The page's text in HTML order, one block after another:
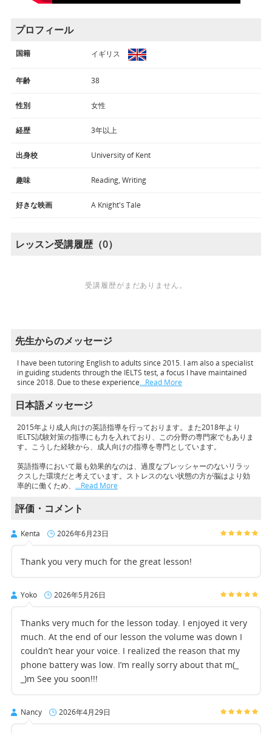
プロフィール
国籍 イギリス
年齢 38
性別 女性
経歴 3年以上
出身校 University of Kent
趣味 Reading, Writing
好きな映画 A Knight's Tale
レッスン受講履歴（0）
受講履歴がまだありません。
先生からのメッセージ
I have been tutoring English to adults since 2015. I am also a specialist
in guiding students through the IELTS test, a focus I have maintained
since 2018. Due to these experience…Read More
日本語メッセージ
2015年より成人向けの英語指導を行っております。また2018年より
IELTS試験対策の指導にも力を入れており、この分野の専門家でもありま
す。こうした経験から、成人向けの指導を専門としています。
英語指導において最も効果的なのは、過度なプレッシャーのないリラッ
クスした環境だと考えています。ストレスのない状態の方が脳はより効
率的に働くため、 …Read More
評価・コメント
Kenta 2026年6月23日
Thank you very much for the great lesson!
Yoko 2026年5月26日
Thanks very much for the lesson today. I enjoyed it very
much. At the end of our lesson the volume was down I
couldn’t hear your voice. I realized the reason that my
phone battery was low. I’m really sorry about that m(_
_)m See you soon!!!
Nancy 2026年4月29日